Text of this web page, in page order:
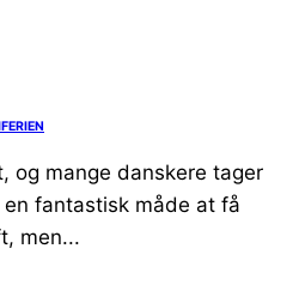
og mange danskere tager
fantastisk måde at få
men...